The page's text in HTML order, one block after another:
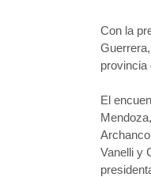
Con la
provincia
El
Vanelli y